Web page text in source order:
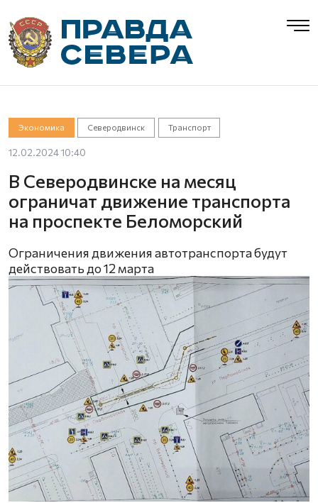
Экономика Северодвинск Транспорт
12.02.2024 10:40
В Северодвинске на месяц
ограничат движение транспорта
на проспекте Беломорский
Ограничения движения автотранспорта будут
действовать до 12 марта